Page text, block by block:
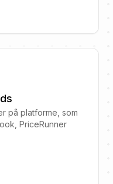
på platforme, som
PriceRunner